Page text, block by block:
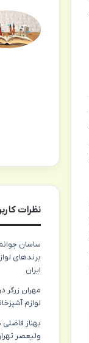
نظرات
ساسان
برندهای
ایران
مهران زرگر در
لوازم
بهناز فاضلی
ولیعصر